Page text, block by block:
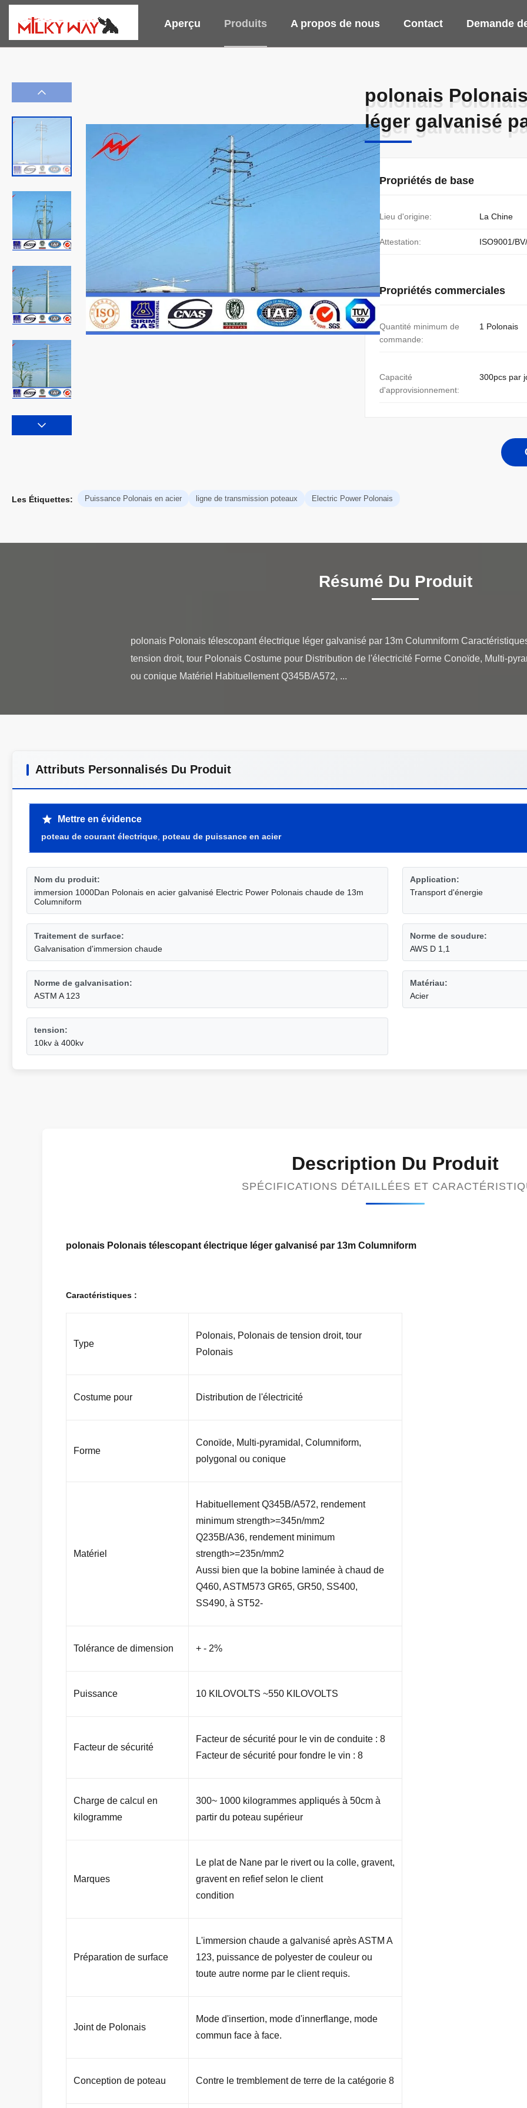
Aperçu Produits A propos de nous Contact Demande
polonais
léger galvanisé
polonais
léger galvanisé
Propriétés de base
Lieu d'origine: La Chine
Attestation: ISO9001/BV/
Propriétés commerciales
Quantité minimum de
commande:
1 Polonais
Capacité
d'approvisionnement:
300pcs par
Les Étiquettes: Puissance Polonais en acier ligne de transmission poteaux Electric Power Polonais
Résumé Du Produit
polonais Polonais télescopant électrique léger galvanisé par 13m Columniform
tension droit, tour Polonais Costume pour Distribution de l'électricité Forme Conoïde, Multi-
Attributs Personnalisés Du Produit
Mettre en évidence
poteau de courant électrique poteau de puissance en acier
Nom du produit:
immersion 1000Dan Polonais en acier galvanisé Electric Power Polonais chaude de 13m
Columniform
Application:
Transport d'énergie
Traitement de surface:
Galvanisation d'immersion chaude
Norme de soudure:
AWS D 1,1
Norme de galvanisation:
ASTM A 123
Matériau:
Acier
tension:
10kv à 400kv
Description Du Produit
SPÉCIFICATIONS DÉTAILLÉES ET
polonais Polonais télescopant électrique léger galvanisé par 13m Columniform
Caractéristiques :
Type
Polonais, Polonais de tension droit, tour
Polonais
Costume pour Distribution de l'électricité
Forme
Conoïde, Multi-pyramidal, Columniform,
polygonal ou conique
Matériel
Habituellement Q345B/A572, rendement
minimum strength>=345n/mm2
Q235B/A36, rendement minimum
strength>=235n/mm2
Aussi bien que la bobine laminée à chaud de
Q460, ASTM573 GR65, GR50, SS400,
SS490, à ST52-
Tolérance de dimension + - 2%
Puissance 10 KILOVOLTS ~550 KILOVOLTS
Facteur de sécurité
Facteur de sécurité pour le vin de conduite : 8
Facteur de sécurité pour fondre le vin : 8
Charge de calcul en
kilogramme
300~ 1000 kilogrammes appliqués à 50cm à
partir du poteau supérieur
Marques
Le plat de Nane par le rivert ou la colle, gravent,
gravent en refief selon le client
condition
Préparation de surface
L'immersion chaude a galvanisé après ASTM A
123, puissance de polyester de couleur ou
toute autre norme par le client requis.
Joint de Polonais
Mode d'insertion, mode d'innerflange, mode
commun face à face.
Conception de poteau Contre le tremblement de terre de la catégorie 8